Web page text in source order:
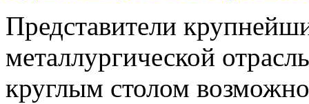
Представители
металлургической
круглым столом